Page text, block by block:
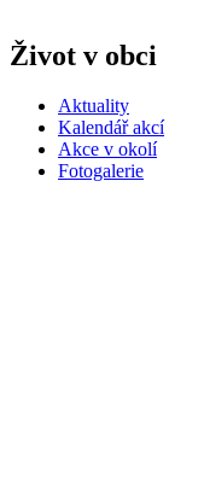
Život v obci
Aktuality
Kalendář akcí
Akce v okolí
Fotogalerie